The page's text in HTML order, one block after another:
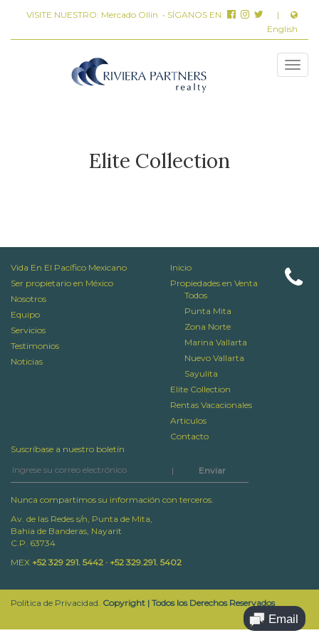
VISITE NUESTRO: Mercado Ollin • SÍGANOS EN:
|
English
Elite Collection
Vida En El Pacífico Mexicano
Ser propietario en México
Nosotros
Equipo
Servicios
Testimonios
Noticias
Inicio
Propiedades en Venta
Todos
Punta Mita
Zona Norte
Marina Vallarta
Nuevo Vallarta
Sayulita
Elite Collection
Rentas Vacacionales
Articulos
Contacto
Suscríbase a nuestro boletín
|
Nunca compartimos su información con terceros.
Av. de las Redes s/n, Punta de Mita,
Bahia de Banderas, Nayarit
C.P. 63734
MEX +52 329 291. 5442 · +52 329.291. 5402
Política de Privacidad. Copyright | Todos los Derechos Reservados